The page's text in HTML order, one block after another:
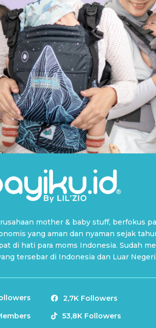
mother & baby stuff, berfokus
yang aman dan nyaman sejak
di hati para moms Indonesia. Sudah
tersebar di Indonesia dan Luar
 2,7K Followers
 53,8K Followers